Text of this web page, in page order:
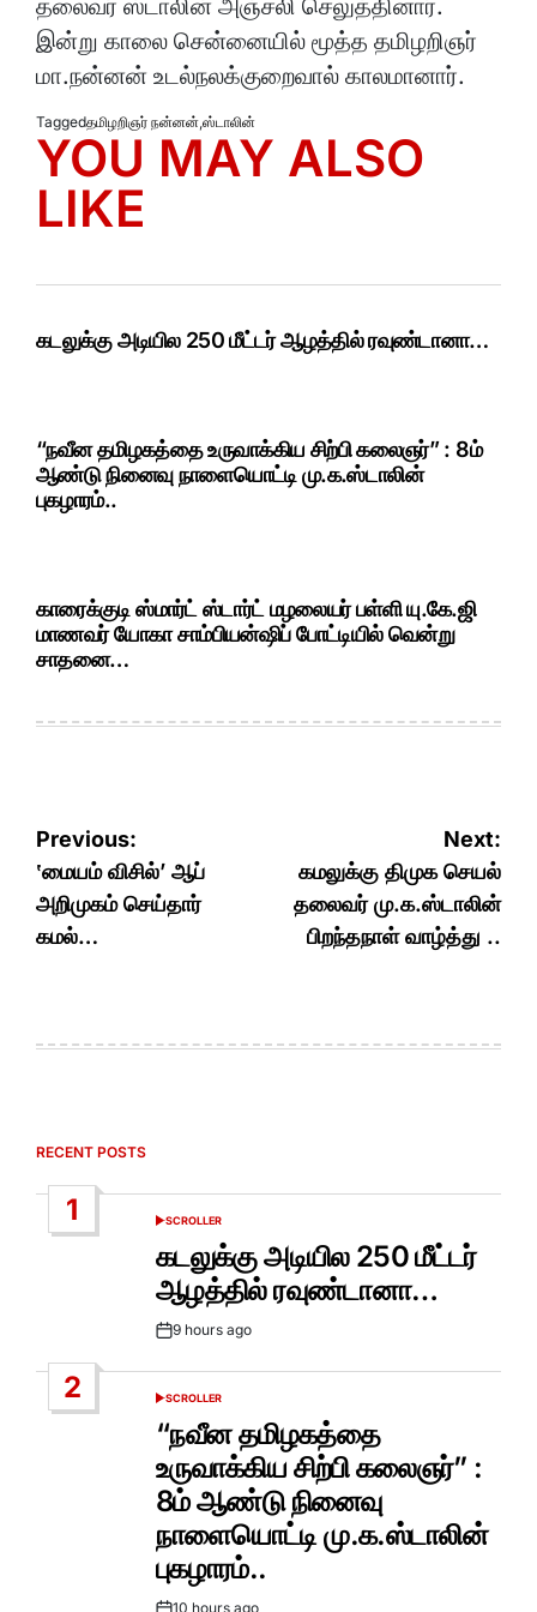
தலைவர் ஸ்டாலின் அஞ்சலி செலுத்தினார்.
இன்று காலை சென்னையில் மூத்த தமிழறிஞர்
மா.நன்னன் உடல்நலக்குறைவால் காலமானார்.
Taggedதமிழறிஞர் நன்னன்,ஸ்டாலின்
YOU MAY ALSO
LIKE
கடலுக்கு அடியில 250 மீட்டர் ஆழத்தில் ரவுண்டானா…
“நவீன தமிழகத்தை உருவாக்கிய சிற்பி கலைஞர்” : 8ம்
ஆண்டு நினைவு நாளையொட்டி மு.க.ஸ்டாலின்
புகழாரம்..
காரைக்குடி ஸ்மார்ட் ஸ்டார்ட் மழலையர் பள்ளி யு.கே.ஜி
மாணவர் யோகா சாம்பியன்ஷிப் போட்டியில் வென்று
சாதனை…
Post
navigation
Previous:
‛மையம் விசில்’ ஆப்
அறிமுகம் செய்தார்
கமல்…
Next:
கமலுக்கு திமுக செயல்
தலைவர் மு.க.ஸ்டாலின்
பிறந்தநாள் வாழ்த்து ..
RECENT POSTS
1
POSTED
SCROLLER
கடலுக்கு அடியில 250 மீட்டர்
ஆழத்தில் ரவுண்டானா…
Post9 hours ago
2
POSTED
SCROLLER
“நவீன தமிழகத்தை
உருவாக்கிய சிற்பி கலைஞர்” :
8ம் ஆண்டு நினைவு
நாளையொட்டி மு.க.ஸ்டாலின்
புகழாரம்..
10 hours ago